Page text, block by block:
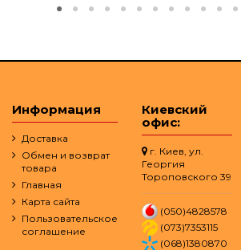
Информация
Доставка
Обмен и возврат
товара
Главная
Карта сайта
Пользовательское
соглашение
Киевский
офис:
г. Киев, ул.
Георгия
Тороповского 39
(050)4828578
(073)7353115
(068)1380870